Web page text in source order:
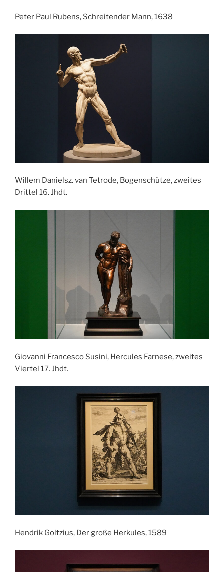
Peter Paul Rubens, Schreitender Mann, 1638
Willem Danielsz. van Tetrode, Bogenschütze, zweites
Drittel 16. Jhdt.
Giovanni Francesco Susini, Hercules Farnese, zweites
Viertel 17. Jhdt.
Hendrik Goltzius, Der große Herkules, 1589